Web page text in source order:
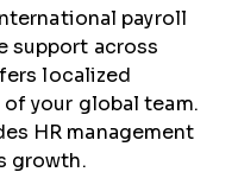
payroll
support across
localized
your global team.
HR management
growth.